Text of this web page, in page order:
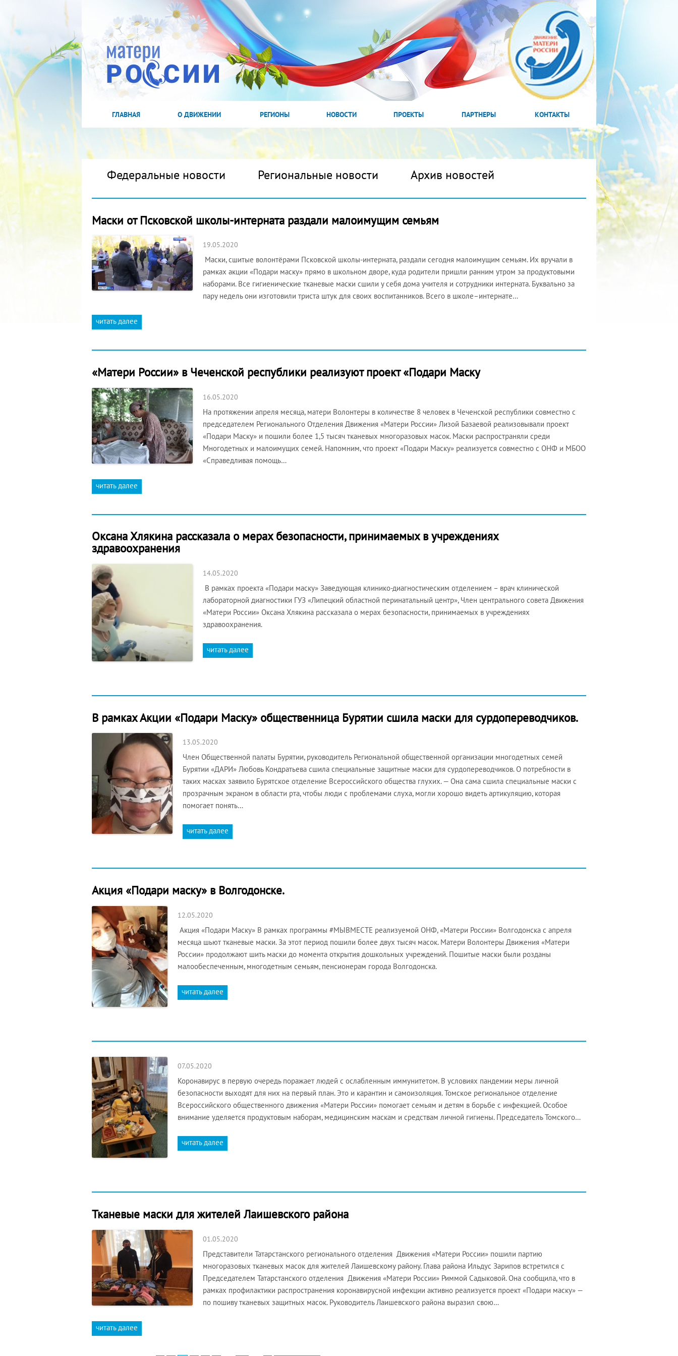
ГЛАВНАЯ О ДВИЖЕНИИ РЕГИОНЫ НОВОСТИ ПРОЕКТЫ ПАРТНЕРЫ КОНТАКТЫ
Федеральные новости Региональные новости Архив новостей
Маски от Псковской школы-интерната раздали малоимущим семьям
19.05.2020
Маски, сшитые волонтёрами Псковской школы-интерната, раздали сегодня малоимущим семьям. Их вручали в
рамках акции «Подари маску» прямо в школьном дворе, куда родители пришли ранним утром за продуктовыми
наборами. Все гигиенические тканевые маски сшили у себя дома учителя и сотрудники интерната. Буквально за
пару недель они изготовили триста штук для своих воспитанников. Всего в школе–интернате…
читать далее
«Матери России» в Чеченской республики реализуют проект «Подари Маску
16.05.2020
На протяжении апреля месяца, матери Волонтеры в количестве 8 человек в Чеченской республики совместно с
председателем Регионального Отделения Движения «Матери России» Лизой Базаевой реализовывали проект
«Подари Маску» и пошили более 1,5 тысяч тканевых многоразовых масок. Маски распространяли среди
Многодетных и малоимущих семей. Напомним, что проект «Подари Маску» реализуется совместно с ОНФ и МБОО
«Справедливая помощь…
читать далее
Оксана Хлякина рассказала о мерах безопасности, принимаемых в учреждениях
здравоохранения
14.05.2020
В рамках проекта «Подари маску» Заведующая клинико-диагностическим отделением – врач клинической
лабораторной диагностики ГУЗ «Липецкий областной перинатальный центр», Член центрального совета Движения
«Матери России» Оксана Хлякина рассказала о мерах безопасности, принимаемых в учреждениях
здравоохранения.
читать далее
В рамках Акции «Подари Маску» общественница Бурятии сшила маски для сурдопереводчиков.
13.05.2020
Член Общественной палаты Бурятии, руководитель Региональной общественной организации многодетных семей
Бурятии «ДАРИ» Любовь Кондратьева сшила специальные защитные маски для сурдопереводчиков. О потребности в
таких масках заявило Бурятское отделение Всероссийского общества глухих. — Она сама сшила специальные маски с
прозрачным экраном в области рта, чтобы люди с проблемами слуха, могли хорошо видеть артикуляцию, которая
помогает понять…
читать далее
Акция «Подари маску» в Волгодонске.
12.05.2020
Акция «Подари Маску» В рамках программы #МЫВМЕСТЕ реализуемой ОНФ, «Матери России» Волгодонска с апреля
месяца шьют тканевые маски. За этот период пошили более двух тысяч масок. Матери Волонтеры Движения «Матери
России» продолжают шить маски до момента открытия дошкольных учреждений. Пошитые маски были розданы
малообеспеченным, многодетным семьям, пенсионерам города Волгодонска.
читать далее
07.05.2020
Коронавирус в первую очередь поражает людей с ослабленным иммунитетом. В условиях пандемии меры личной
безопасности выходят для них на первый план. Это и карантин и самоизоляция. Томское региональное отделение
Всероссийского общественного движения «Матери России» помогает семьям и детям в борьбе с инфекцией. Особое
внимание уделяется продуктовым наборам, медицинским маскам и средствам личной гигиены. Председатель Томского…
читать далее
Тканевые маски для жителей Лаишевского района
01.05.2020
Представители Татарстанского регионального отделения Движения «Матери России» пошили партию
многоразовых тканевых масок для жителей Лаишевскому району. Глава района Ильдус Зарипов встретился с
Председателем Татарстанского отделения Движения «Матери России» Риммой Садыковой. Она сообщила, что в
рамках профилактики распространения коронавирусной инфекции активно реализуется проект «Подари маску» —
по пошиву тканевых защитных масок. Руководитель Лаишевского района выразил свою…
читать далее